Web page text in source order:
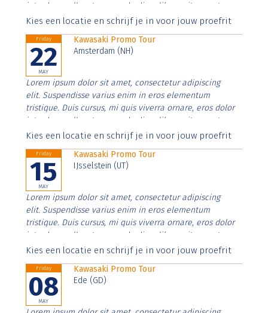
interdum nulla, ut commodo diam libero vitae erat.
Aenean faucibus nibh et justo cursus id rutrum lorem
Kies een locatie en schrijf je in voor jouw proefrit
Friday
22
MAY
Kawasaki Promo Tour
Amsterdam (NH)
Lorem ipsum dolor sit amet, consectetur adipiscing
elit. Suspendisse varius enim in eros elementum
tristique. Duis cursus, mi quis viverra ornare, eros dolor
interdum nulla, ut commodo diam libero vitae erat.
Aenean faucibus nibh et justo cursus id rutrum lorem
Kies een locatie en schrijf je in voor jouw proefrit
Friday
15
MAY
Kawasaki Promo Tour
IJsselstein (UT)
Lorem ipsum dolor sit amet, consectetur adipiscing
elit. Suspendisse varius enim in eros elementum
tristique. Duis cursus, mi quis viverra ornare, eros dolor
interdum nulla, ut commodo diam libero vitae erat.
Aenean faucibus nibh et justo cursus id rutrum lorem
Kies een locatie en schrijf je in voor jouw proefrit
Friday
08
MAY
Kawasaki Promo Tour
Ede (GD)